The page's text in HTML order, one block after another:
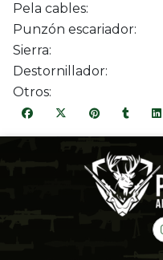
Pela cables:
Punzón escariador:
Sierra:
Destornillador:
Otros: